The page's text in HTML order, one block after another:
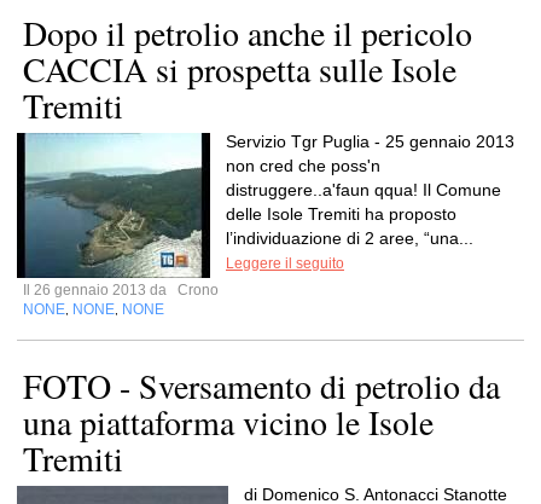
Dopo il petrolio anche il pericolo
CACCIA si prospetta sulle Isole
Tremiti
Servizio Tgr Puglia - 25 gennaio 2013
non cred che poss'n
distruggere..a'faun qqua! Il Comune
delle Isole Tremiti ha proposto
l’individuazione di 2 aree, “una...
Leggere il seguito
Il 26 gennaio 2013 da
Crono
NONE NONE NONE
FOTO - Sversamento di petrolio da
una piattaforma vicino le Isole
Tremiti
di Domenico S. Antonacci Stanotte